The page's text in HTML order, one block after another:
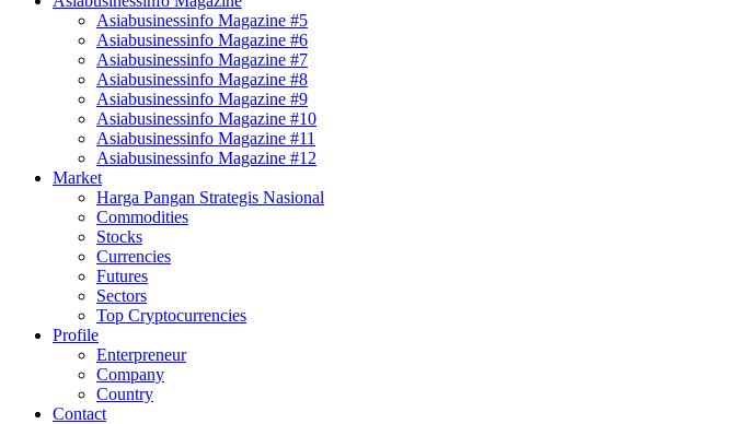
Asiabusinessinfo Magazine #5
Asiabusinessinfo Magazine #6
Asiabusinessinfo Magazine #7
Asiabusinessinfo Magazine #8
Asiabusinessinfo Magazine #9
Asiabusinessinfo Magazine #10
Asiabusinessinfo Magazine #11
Asiabusinessinfo Magazine #12
Market
Harga Pangan Strategis Nasional
Commodities
Stocks
Currencies
Futures
Sectors
Top Cryptocurrencies
Profile
Enterpreneur
Company
Country
Contact